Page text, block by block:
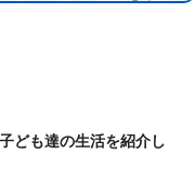
ども達の生活を紹介し